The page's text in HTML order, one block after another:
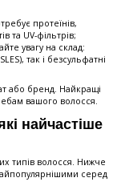
протеїнів,
та UV-фільтрів;
увагу на склад:
так і безсульфатні
або бренд. Найкращі
вашого волосся.
найчастіше
типів волосся. Нижче
серед